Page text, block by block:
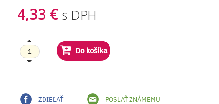
4,33 € s DPH
Do košíka
ZDIEĽAŤ POSLAŤ ZNÁMEMU